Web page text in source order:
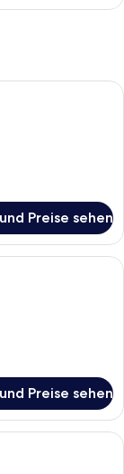
mit einem Bett,
Preise sehen
mit einem Bett,
Preise sehen
mit einem großen